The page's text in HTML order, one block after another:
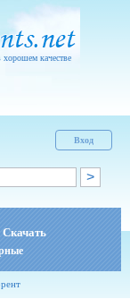
качестве
Вход
Скачать